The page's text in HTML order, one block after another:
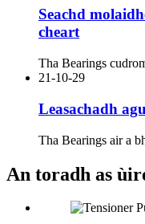
Seachd
cheart
Tha Bearings
21-10-29
Leasachadh
Tha Bearings air a
An toradh as